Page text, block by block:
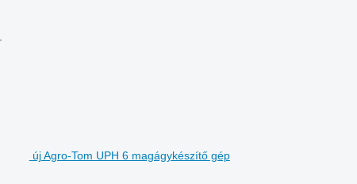
új Agro-Tom UPH 6 magágykészítő gép